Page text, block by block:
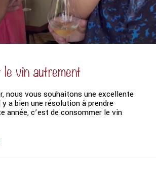
vin autrement
nous vous souhaitons une excellente
a bien une résolution à prendre
année, c’est de consommer le vin